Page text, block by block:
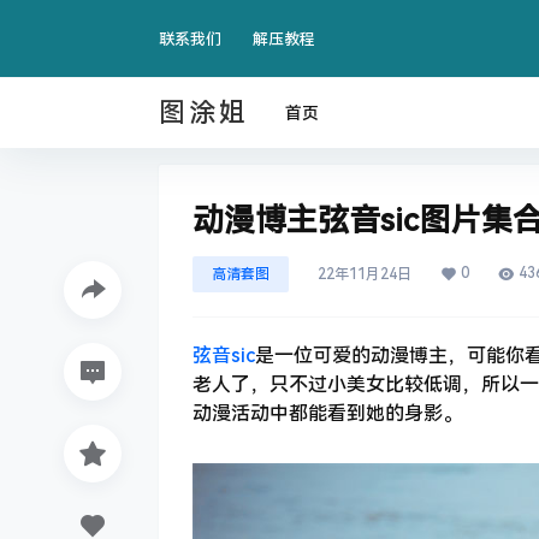
联系我们 解压教程
图涂姐 首页
动漫博主弦音sic图片集
高清套图 22年11月24日 0
弦音sic是一位可爱的动漫博主，可能你
老人了，只不过小美女比较低调，所以
动漫活动中都能看到她的身影。